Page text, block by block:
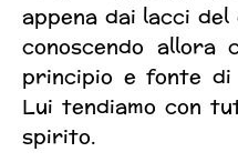
appena dai lacci
conoscendo allora
principio e fonte
Lui tendiamo con
spirito.